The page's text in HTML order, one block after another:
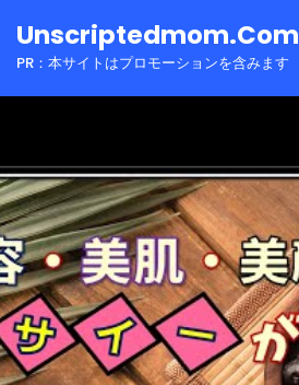
toUnscriptedmom.com
PR：本サイトはプロモーションを含みます